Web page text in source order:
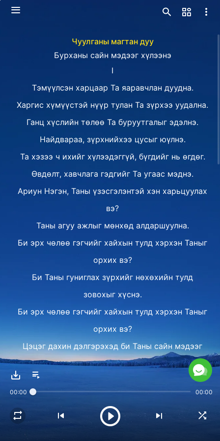
Чуулганы магтан дуу
Бурханы сайн мэдээг хүлээнэ
Ⅰ
Тэмүүлсэн харцаар Та яаравчлан дуудна.
Харгис хүмүүстэй нүүр тулан Та зүрхээ уудална.
Ганц хүслийн төлөө Та буруутгалыг эдэлнэ.
Найдвараа, зүрхнийхээ цусыг юүлнэ.
Та хэзээ ч ихийг хүлээдэггүй, бүгдийг нь өгдөг.
Өвдөлт, хавчлага гэдгийг Та угаас мэднэ.
Ариун Нэгэн, Таны үзэсгэлэнтэй хэн харьцуулах
вэ?
Таны агуу ажлыг мөнхөд алдаршуулна.
Би эрх чөлөө гэгчийг хайхын тулд хэрхэн Таныг
орхих вэ?
Би Таны гуниглах зүрхийг нөхөхийн тулд
зовохыг хүснэ.
Би эрх чөлөө гэгчийг хайхын тулд хэрхэн Таныг
орхих вэ?
Цэцэг дахин дэлгэрэхэд би Таны сайн мэдээг
сонсоно.
Та намайг өргөдөг учраас би талархана.
Бие махбодтой Бурхан зовдог байхад би хэрхэх
00:00 00:00